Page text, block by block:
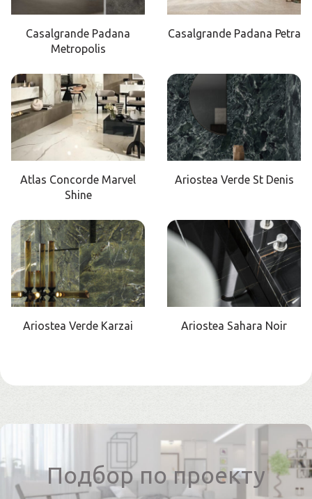
Casalgrande Padana
Metropolis
Casalgrande Padana Petra
Atlas Concorde Marvel
Shine
Ariostea Verde St Denis
Ariostea Verde Karzai Ariostea Sahara Noir
Подбор по проекту